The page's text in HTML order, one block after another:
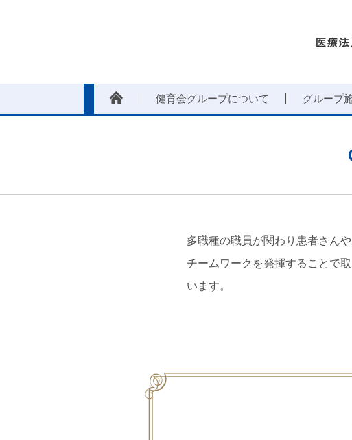
健育会グループについて グループ
多職種の職員が関わり患者さん
チームワークを発揮することで
います。